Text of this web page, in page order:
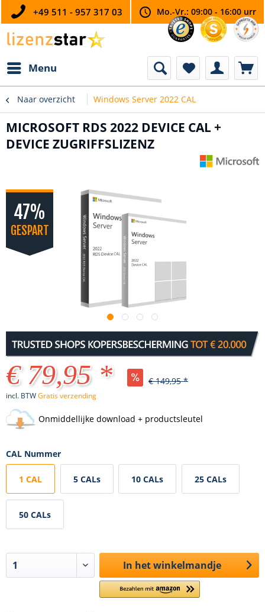
+49 511 - 957 317 03 Mo.-Vr.: 09:00 - 16:00 urr
Menu
Naar overzicht Windows Server 2022 CAL
MICROSOFT RDS 2022 DEVICE CAL +
DEVICE ZUGRIFFSLIZENZ
47%
GESPART
€ 79,95 * € 149,95 *
incl. BTWGratis verzending
Onmiddellijke download + productsleutel
CAL Nummer
1 CAL 5 CALs 10 CALs 25 CALs
50 CALs
In het winkelmandje